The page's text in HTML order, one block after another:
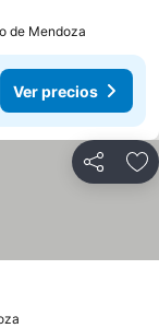
de Mendoza
Ver precios
Compartir